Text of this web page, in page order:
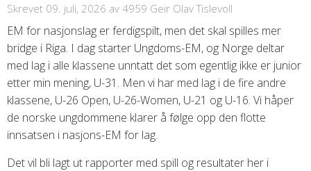
Skrevet 09. juli, 2026 av 4959 Geir Olav Tislevoll
EM for nasjonslag er ferdigspilt, men det skal spilles mer
bridge i Riga. I dag starter Ungdoms-EM, og Norge deltar
med lag i alle klassene unntatt det som egentlig ikke er junior
etter min mening, U-31. Men vi har med lag i de fire andre
klassene, U-26 Open, U-26-Women, U-21 og U-16. Vi håper
de norske ungdommene klarer å følge opp den flotte
innsatsen i nasjons-EM for lag.
Det vil bli lagt ut rapporter med spill og resultater her i